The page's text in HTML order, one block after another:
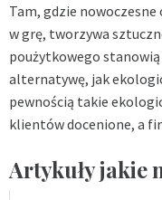
Tam, gdzie
w grę, tworzywa
poużytkowego
alternatywę, jak
pewnością takie
klientów docenione, a
Artykuły jakie